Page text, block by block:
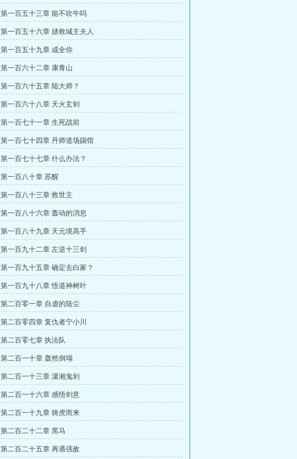
第一百五十三章 能不吹牛吗
第一百五十六章 拯救城主夫人
第一百五十九章 成全你
第一百六十二章 康青山
第一百六十五章 陆大师？
第一百六十八章 天火玄剑
第一百七十一章 生死战前
第一百七十四章 丹师道场踢馆
第一百七十七章 什么办法？
第一百八十章 苏醒
第一百八十三章 救世主
第一百八十六章 轰动的消息
第一百八十九章 天元境高手
第一百九十二章 左逆十三剑
第一百九十五章 确定去白家？
第一百九十八章 悟道神树叶
第二百零一章 自虐的陆尘
第二百零四章 复仇者宁小川
第二百零七章 执法队
第二百一十章 轰然倒塌
第二百一十三章 潇湘鬼剑
第二百一十六章 感悟剑意
第二百一十九章 骑虎而来
第二百二十二章 黑马
第二百二十五章 再遇强敌